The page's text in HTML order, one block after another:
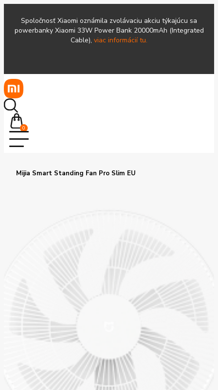
Spoločnosť Xiaomi oznámila zvolávaciu akciu týkajúcu sa
powerbanky Xiaomi 33W Power Bank 20000mAh (Integrated
Cable), viac informácií tu.
0
Mijia Smart Standing Fan Pro Slim EU